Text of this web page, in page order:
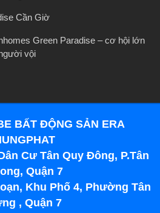
Cần Giờ
Green Paradise – cơ hội lớn
vội
BẤT ĐỘNG SẢN ERA
Cư Tân Quy Đông, P.Tân
Quận 7
Khu Phố 4, Phường Tân
, Quận 7